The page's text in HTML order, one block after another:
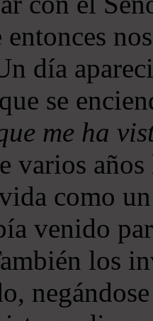
entonces
día
se
me ha
varios
como
venido
los